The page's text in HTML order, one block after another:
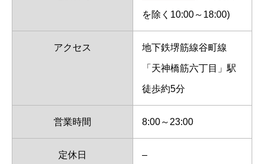
を除く10:00～18:00)
アクセス 地下鉄堺筋線谷町線
「天神橋筋六丁目」駅
徒歩約5分
営業時間 8:00～23:00
定休日 –